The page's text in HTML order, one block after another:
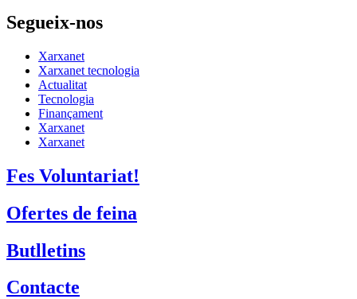
Segueix-nos
Xarxanet
Xarxanet tecnologia
Actualitat
Tecnologia
Finançament
Xarxanet
Xarxanet
Fes Voluntariat!
Ofertes de feina
Butlletins
Contacte